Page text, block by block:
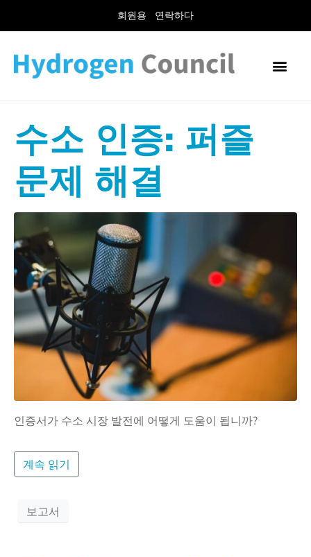
회원용 연락하다
수소 인증: 퍼즐
문제 해결
인증서가 수소 시장 발전에 어떻게 도움이 됩니까?
계속 읽기
보고서